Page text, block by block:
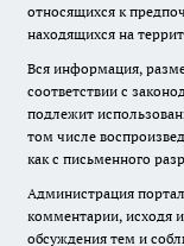
относящихся к
находящихся на
Вся информация,
соответствии с
подлежит
том числе
как с письменного
Администрация
комментарии, исходя
обсуждения тем и